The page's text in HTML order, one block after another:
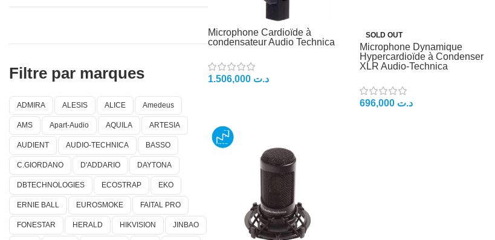
Filtre par marques
ADMIRA ALESIS ALICE Amedeus
AMS Apart-Audio AQUILA ARTESIA
AUDIENT AUDIO-TECHNICA BASSO
C.GIORDANO D'ADDARIO DAYTONA
DBTECHNOLOGIES ECOSTRAP EKO
ERNIE BALL EUROSMOKE FAITAL PRO
FONESTAR HERALD HIKVISION JINBAO
Microphone Cardioïde à
condensateur Audio Technica
د.ت 1.506,000
SOLD OUT
Microphone Dynamique
Hypercardioïde à Condenser
XLR Audio-Technica
د.ت 696,000